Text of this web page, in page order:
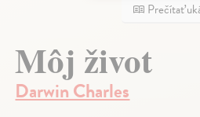
Prečítať
Môj život
Darwin Charles